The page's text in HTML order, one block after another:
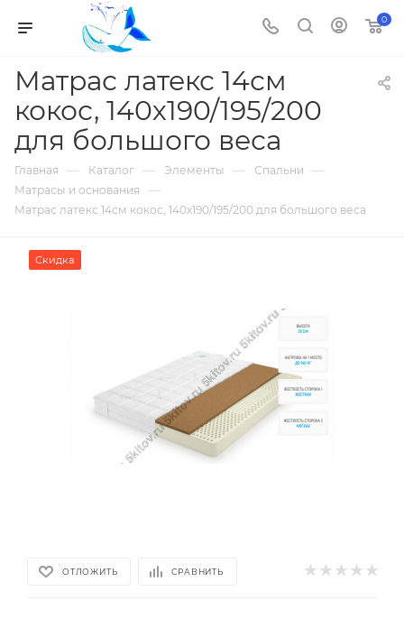
0
Матрас латекс 14см
кокос, 140х190/195/200
для большого веса
Главная — Каталог — Элементы — Спальни —
Матрасы и основания —
Матрас латекс 14см кокос, 140х190/195/200 для большого веса
Скидка
ОТЛОЖИТЬ СРАВНИТЬ